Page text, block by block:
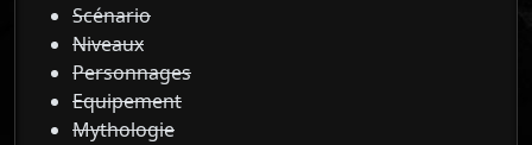
Scénario
Niveaux
Personnages
Equipement
Mythologie